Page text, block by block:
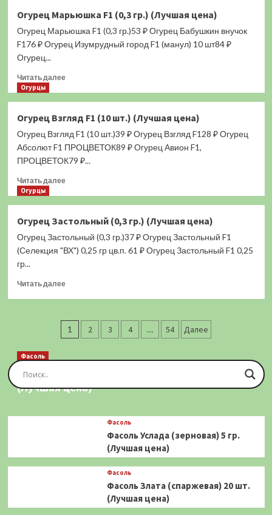
Пекинский
Вкусный
F1
(Лучшая
Огурец Марьюшка F1 (0,3 гр.) (Лучшая цена)
Огурец Марьюшка F1 (0,3 гр.)53 ₽ Огурец Бабушкин внучок
F176 ₽ Огурец Изумрудный город F1 (манул) 10 шт84 ₽
Огурец...
Читать далееПрочитать
Марьюшка
F1
(0,3
гр.)
цена)
Огурцы
Огурец Взгляд F1 (10 шт.) (Лучшая цена)
Огурец Взгляд F1 (10 шт.)39 ₽ Огурец Взгляд F128 ₽ Огурец
Абсолют F1 ПРОЦВЕТОК89 ₽ Огурец Авион F1,
ПРОЦВЕТОК79 ₽...
Читать далееПрочитать
Взгляд
F1
(10
цена)
Огурцы
Огурец Застольный (0,3 гр.) (Лучшая цена)
Огурец Застольный (0,3 гр.)37 ₽ Огурец Застольный F1
(Селекция "ВХ") 0,25 гр цв.п. 61 ₽ Огурец Застольный F1 0,25
гр...
Читать далееПрочитать
Застольный
(0,3
(Лучшая
Пагинация
1 2 3 4 … 54 Далее
Фасоль
Фасоль Золотая Сакса (спаржевая) 20 шт.
(Лучшая цена)
Фасоль
Фасоль Услада (зерновая) 5 гр.
(Лучшая цена)
Фасоль
Фасоль Злата (спаржевая) 20 шт.
(Лучшая цена)